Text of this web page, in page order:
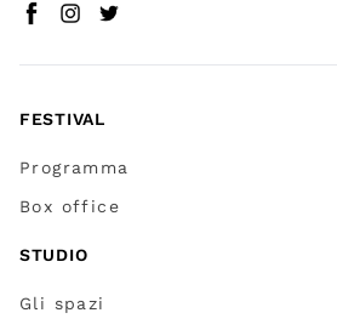
Facebook(
Instagram
Twitter
FESTIVAL
Programma
Box office
STUDIO
Gli spazi